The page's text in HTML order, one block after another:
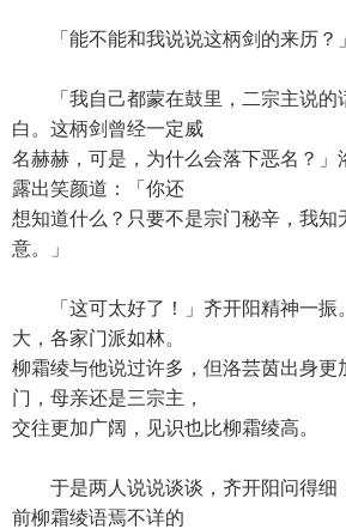
「能不能和我说说这柄剑的来历？」
「我自己都蒙在鼓里，二宗主说的
白。这柄剑曾经一定威
名赫赫，可是，为什么会落下恶名？」
露出笑颜道：「你还
想知道什么？只要不是宗门秘辛，我知
意。」
「这可太好了！」齐开阳精神一振
大，各家门派如林。
柳霜绫与他说过许多，但洛芸茵出身更
门，母亲还是三宗主，
交往更加广阔，见识也比柳霜绫高。
于是两人说说谈谈，齐开阳问得细
前柳霜绫语焉不详的